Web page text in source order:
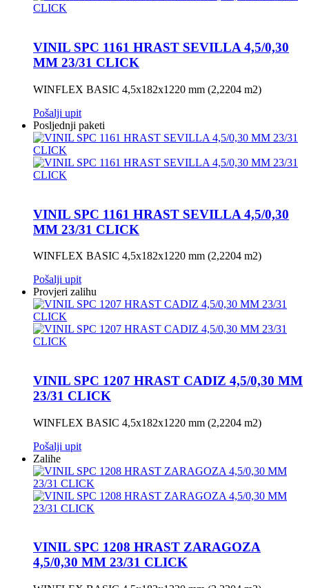
VINIL SPC 1161 HRAST SEVILLA 4,5/0,30
MM 23/31 CLICK
WINFLEX BASIC 4,5x182x1220 mm (2,2204 m2)
Pošalji upit
Posljednji paketi
VINIL SPC 1161 HRAST SEVILLA 4,5/0,30
MM 23/31 CLICK
WINFLEX BASIC 4,5x182x1220 mm (2,2204 m2)
Pošalji upit
Provjeri zalihu
VINIL SPC 1207 HRAST CADIZ 4,5/0,30 MM
23/31 CLICK
WINFLEX BASIC 4,5x182x1220 mm (2,2204 m2)
Pošalji upit
Zalihe
VINIL SPC 1208 HRAST ZARAGOZA
4,5/0,30 MM 23/31 CLICK